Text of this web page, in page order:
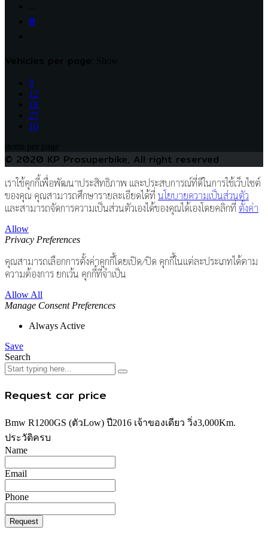
8
9
12
18
27
10
© 2020 KP Prosuperbike, All right reserved
เราใช้คุกกี้เพื่อพัฒนาประสิทธิภาพ และประสบการณ์ที่ดีในการใช้เว็บไซต์
ของคุณ คุณสามารถศึกษารายละเอียดได้ที่ นโยบายความเป็นส่วนตัว
และสามารถจัดการความเป็นส่วนตัวเองได้ของคุณได้เองโดยคลิกที่ ตั้งค่า
Allow
Privacy Preferences
คุณสามารถเลือกการตั้งค่าคุกกี้โดยเปิด/ปิด คุกกี้ในแต่ละประเภทได้ตาม
ความต้องการ ยกเว้น คุกกี้ที่จำเป็น
Allow All
Manage Consent Preferences
Always Active
Save
Search
Request car price
Bmw R1200GS (ตัวLow) ปี2016 เจ้าของเดียว วิ่ง3,000Km.
ประวัติครบ
Name
Email
Phone
Request